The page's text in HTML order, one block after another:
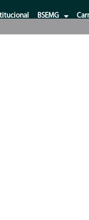
BSEMG